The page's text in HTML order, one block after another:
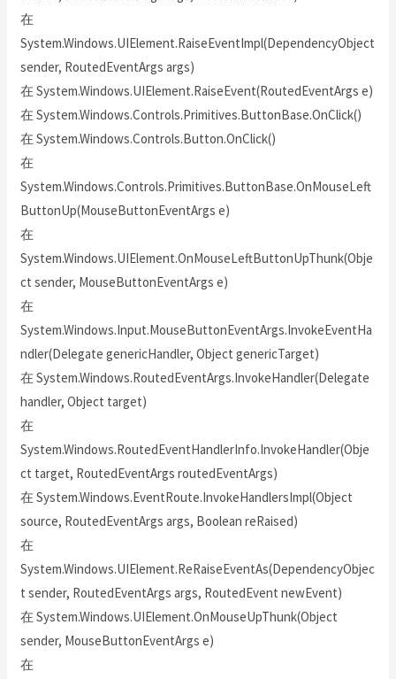
在
System.Windows.UIElement.RaiseEventImpl(DependencyObject
sender, RoutedEventArgs args)
在 System.Windows.UIElement.RaiseEvent(RoutedEventArgs e)
在 System.Windows.Controls.Primitives.ButtonBase.OnClick()
在 System.Windows.Controls.Button.OnClick()
在
System.Windows.Controls.Primitives.ButtonBase.OnMouseLeft
ButtonUp(MouseButtonEventArgs e)
在
System.Windows.UIElement.OnMouseLeftButtonUpThunk(Obje
ct sender, MouseButtonEventArgs e)
在
System.Windows.Input.MouseButtonEventArgs.InvokeEventHa
ndler(Delegate genericHandler, Object genericTarget)
在 System.Windows.RoutedEventArgs.InvokeHandler(Delegate
handler, Object target)
在
System.Windows.RoutedEventHandlerInfo.InvokeHandler(Obje
ct target, RoutedEventArgs routedEventArgs)
在 System.Windows.EventRoute.InvokeHandlersImpl(Object
source, RoutedEventArgs args, Boolean reRaised)
在
System.Windows.UIElement.ReRaiseEventAs(DependencyObjec
t sender, RoutedEventArgs args, RoutedEvent newEvent)
在 System.Windows.UIElement.OnMouseUpThunk(Object
sender, MouseButtonEventArgs e)
在